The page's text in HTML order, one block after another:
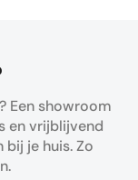
Een showroom
en vrijblijvend
je huis. Zo